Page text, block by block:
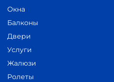
Окна
Балконы
Двери
Услуги
Жалюзи
Ролеты